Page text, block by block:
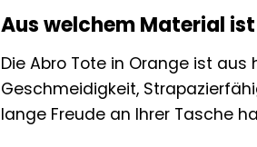
Aus welchem Material
Die Abro Tote in Orange ist
Geschmeidigkeit,
lange Freude an Ihrer Tasche